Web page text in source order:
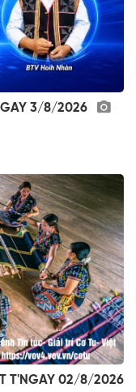
3/8/2026
T'NGAY 02/8/2026